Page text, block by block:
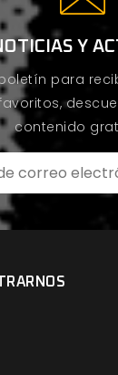
Y
para
contenido